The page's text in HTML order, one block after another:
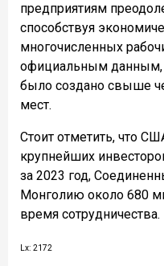
предприятиям
способствуя
многочисленных
официальным данным,
было создано свыше
мест.
Стоит отметить, что
крупнейших
за 2023 год,
Монголию около 680
время сотрудничества.
Lx: 2172